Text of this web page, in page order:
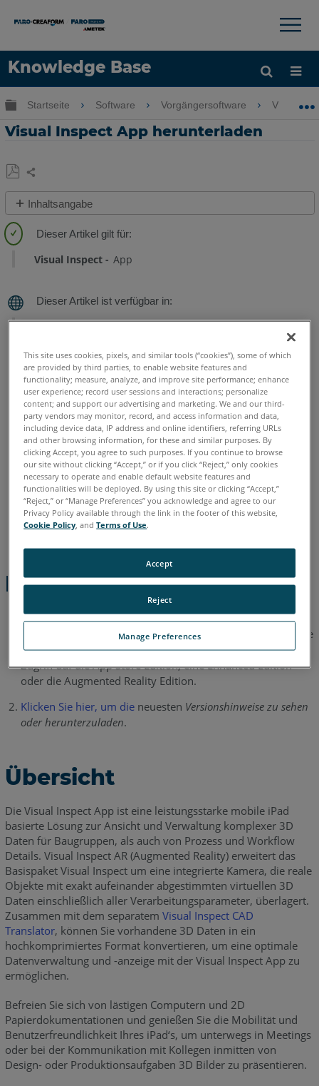
Knowledge Base
Sprache
×
Globale Hierarchie auf- und zuklappen
Startseite Software Vorgängersoftware Visual
Visual Inspect App herunterladen
Als
PDF
speichern
Teilen
Inhaltsangabe
Visual Inspect App
Kurzanleitung
Klicken Sie hier, um die FARO®Visual Inspect App für das
aus dem App Store herunterzuladen. Je nachdem, wie
Sie die App und ihre Lizenzierung erwerben, haben Sie
Zugriff auf die App Store Edition, eine Enhanced Edition
oder die Augmented Reality Edition.
Klicken Sie hier, um die neuesten Versionshinweise zu sehen
oder herunterzuladen.
Übersicht
Die Visual Inspect App ist eine leistungsstarke mobile iPad
basierte Lösung zur Ansicht und Verwaltung komplexer 3D
Daten für Baugruppen, als auch von Prozess und Workflow
Details. Visual Inspect AR (Augmented Reality) erweitert das
Basispaket Visual Inspect um eine integrierte Kamera, die reale
Objekte mit exakt aufeinander abgestimmten virtuellen 3D
Daten einschließlich aller Verarbeitungsparameter, überlagert.
Zusammen mit dem separatem Visual Inspect CAD
Translator, können Sie vorhandene 3D Daten in ein
hochkomprimiertes Format konvertieren, um eine optimale
Datenverwaltung und -anzeige mit der Visual Inspect App zu
ermöglichen.
Befreien Sie sich von lästigen Computern und 2D
Papierdokumentationen und genießen Sie die Mobilität und
Benutzerfreundlichkeit Ihres iPad‘s, um unterwegs in Meetings
oder bei der Kommunikation mit Kollegen inmitten von
Design- oder Produktionsaufgaben 3D Bilder zu präsentieren.
This site uses cookies, pixels, and similar tools (“cookies”), some of which
are provided by third parties, to enable website features and
functionality; measure, analyze, and improve site performance; enhance
user experience; record user sessions and interactions; personalize
content; and support our advertising and marketing. We and our third-
party vendors may monitor, record, and access information and data,
including device data, IP address and online identifiers, referring URLs
and other browsing information, for these and similar purposes. By
clicking Accept, you agree to such purposes. If you continue to browse
our site without clicking “Accept,” or if you click “Reject,” only cookies
necessary to operate and enable default website features and
functionalities will be deployed. By using this site or clicking “Accept,”
“Reject,” or “Manage Preferences” you acknowledge and agree to our
Privacy Policy available through the link in the footer of this website,
Cookie Policy , andTerms of Use.
Manage Preferences
Reject
Accept